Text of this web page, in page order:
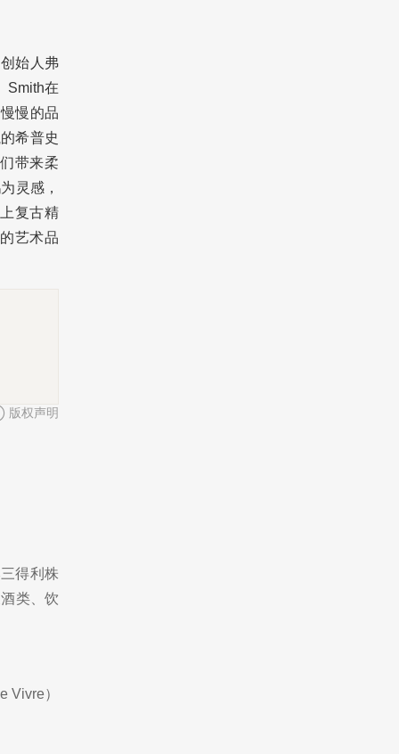
始人弗
Smith在
慢的品
希普史
带来柔
灵感，
复古精
艺术品
版权声明
得利株
类、饮
Vivre）